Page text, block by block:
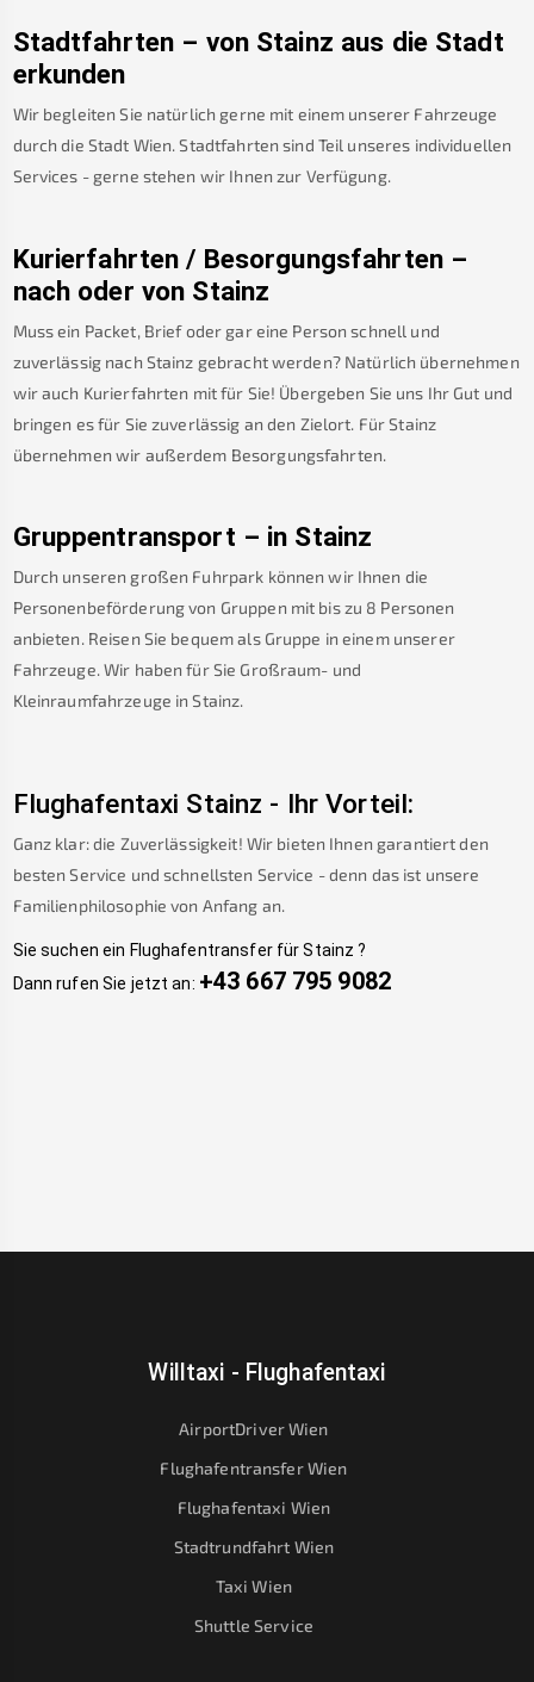
Stadtfahrten – von Stainz aus die Stadt
erkunden
Wir begleiten Sie natürlich gerne mit einem unserer Fahrzeuge
durch die Stadt Wien. Stadtfahrten sind Teil unseres individuellen
Services - gerne stehen wir Ihnen zur Verfügung.
Kurierfahrten / Besorgungsfahrten –
nach oder von Stainz
Muss ein Packet, Brief oder gar eine Person schnell und
zuverlässig nach Stainz gebracht werden? Natürlich übernehmen
wir auch Kurierfahrten mit für Sie! Übergeben Sie uns Ihr Gut und
bringen es für Sie zuverlässig an den Zielort. FürStainz
übernehmen wir außerdem Besorgungsfahrten.
Gruppentransport – in Stainz
Durch unseren großen Fuhrpark können wir Ihnen die
Personenbeförderung von Gruppen mit bis zu 8 Personen
anbieten. Reisen Sie bequem als Gruppe in einem unserer
Fahrzeuge. Wir haben für Sie Großraum- und
Kleinraumfahrzeuge in Stainz.
Flughafentaxi Stainz - Ihr Vorteil:
Ganz klar: die Zuverlässigkeit! Wir bieten Ihnen garantiert den
besten Service und schnellsten Service - denn das ist unsere
Familienphilosophie von Anfang an.
Sie suchen ein Flughafentransfer für Stainz ?
Dann rufen Sie jetzt an: +43 667 795 9082
Willtaxi - Flughafentaxi
AirportDriver Wien
Flughafentransfer Wien
Flughafentaxi Wien
Stadtrundfahrt Wien
Taxi Wien
Shuttle Service